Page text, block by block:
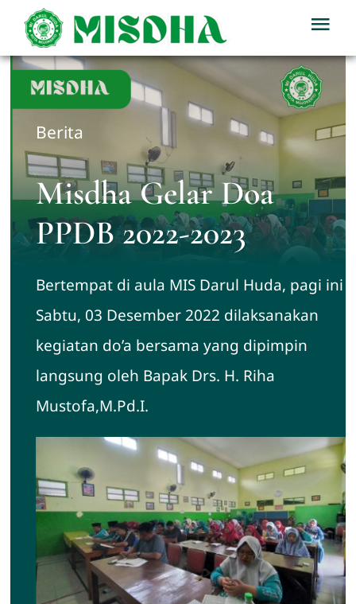
Skip
content
Home
Profil
Berita
Kegiatan
Download
PPDB
Hubungi Kami
Berita
Misdha Gelar Doa
PPDB 2022-2023
Bertempat di aula MIS Darul Huda, pagi ini
Sabtu, 03 Desember 2022 dilaksanakan
kegiatan do’a bersama yang dipimpin
langsung oleh Bapak Drs. H. Riha
Mustofa,M.Pd.I.